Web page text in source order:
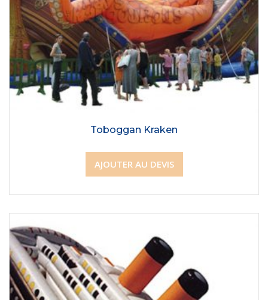
Toboggan Kraken
AJOUTER AU DEVIS